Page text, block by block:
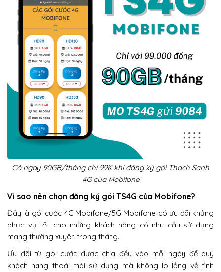
Có ngay 90GB/tháng chỉ 99K khi đăng ký gói Thạch Sanh
4G của Mobifone
Vì sao nên chọn đăng ký gói TS4G của Mobifone?
Đây là gói cước 4G Mobifone/5G Mobifone có ưu đãi khủng
phục vụ tốt cho những khách hàng có nhu cầu sử dụng
mạng thường xuyên trong tháng.
Ưu đãi từ gói cước được chia đều vào mỗi ngày để quý
khách hàng thoải mái sử dụng mà không lo lắng về tình